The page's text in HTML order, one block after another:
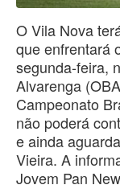
O Vila Nova
que enfrentará
segunda-feira,
Alvarenga
Campeonato
não poderá
e ainda
Vieira. A
Jovem Pan